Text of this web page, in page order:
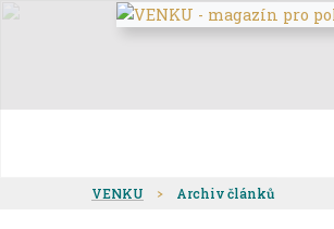
VENKU Archiv článků